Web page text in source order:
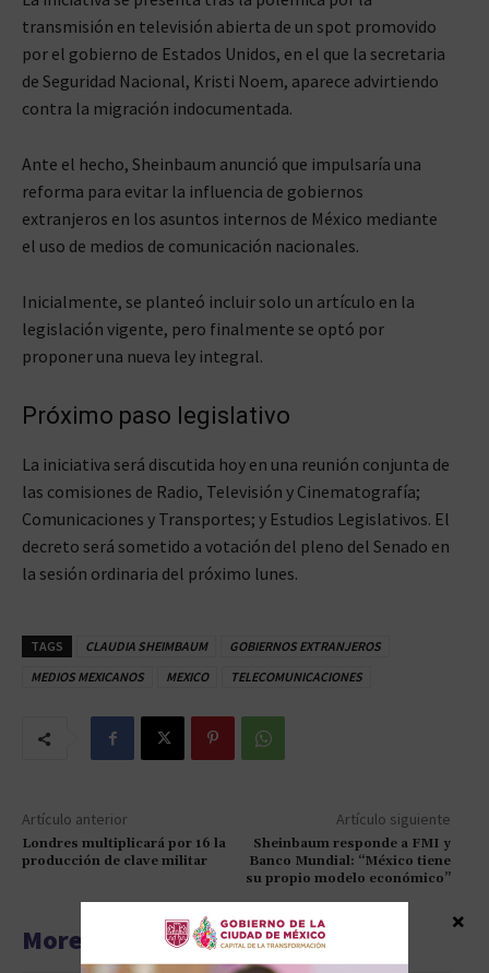
transmisión en televisión abierta de un spot promovido
por el gobierno de Estados Unidos, en el que la secretaria
de Seguridad Nacional, Kristi Noem, aparece advirtiendo
contra la migración indocumentada.
Ante el hecho, Sheinbaum anunció que impulsaría una
reforma para evitar la influencia de gobiernos
extranjeros en los asuntos internos de México mediante
el uso de medios de comunicación nacionales.
Inicialmente, se planteó incluir solo un artículo en la
legislación vigente, pero finalmente se optó por
proponer una nueva ley integral.
Próximo paso legislativo
La iniciativa será discutida hoy en una reunión conjunta de
las comisiones de Radio, Televisión y Cinematografía;
Comunicaciones y Transportes; y Estudios Legislativos. El
decreto será sometido a votación del pleno del Senado en
la sesión ordinaria del próximo lunes.
TAGS CLAUDIA SHEIMBAUM
GOBIERNOS EXTRANJEROS
MEDIOS MEXICANOS
MEXICO TELECOMUNICACIONES
Artículo anterior
Londres multiplicará por 16 la
producción de clave militar
Artículo siguiente
Sheinbaum responde a FMI y
Banco Mundial: “México tiene
su propio modelo económico”
More articles
×